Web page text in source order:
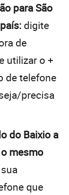
para São
digite
de
utilizar o +
de telefone
precisa
do Baixio a
mesmo
que